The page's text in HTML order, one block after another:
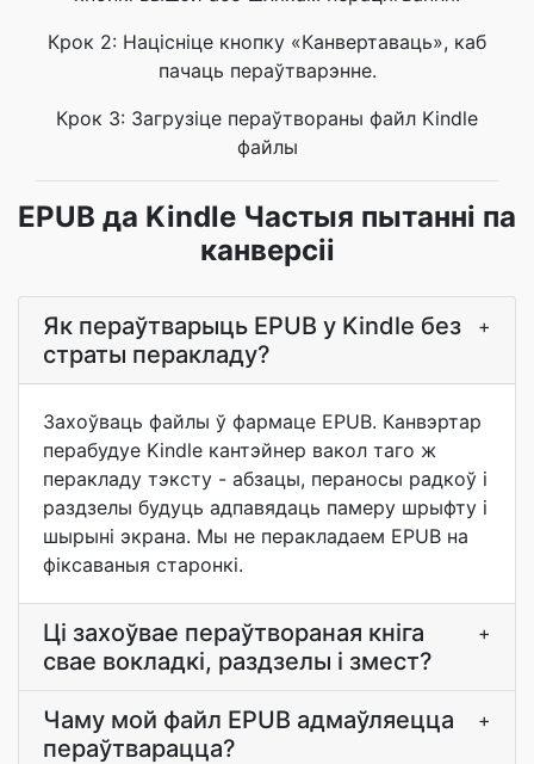
Крок 2: Націсніце кнопку «Канвертаваць», каб
пачаць пераўтварэнне.
Крок 3: Загрузіце пераўтвораны файл Kindle
файлы
EPUB да Kindle Частыя пытанні па
канверсіі
Як пераўтварыць EPUB у Kindle без
страты перакладу?
+
Захоўваць файлы ў фармаце EPUB. Канвэртар
перабудуе Kindle кантэйнер вакол таго ж
перакладу тэксту - абзацы, пераносы радкоў і
раздзелы будуць адпавядаць памеру шрыфту і
шырыні экрана. Мы не перакладаем EPUB на
фіксаваныя старонкі.
Ці захоўвае пераўтвораная кніга
свае вокладкі, раздзелы і змест?
+
Чаму мой файл EPUB адмаўляецца
пераўтварацца?
+